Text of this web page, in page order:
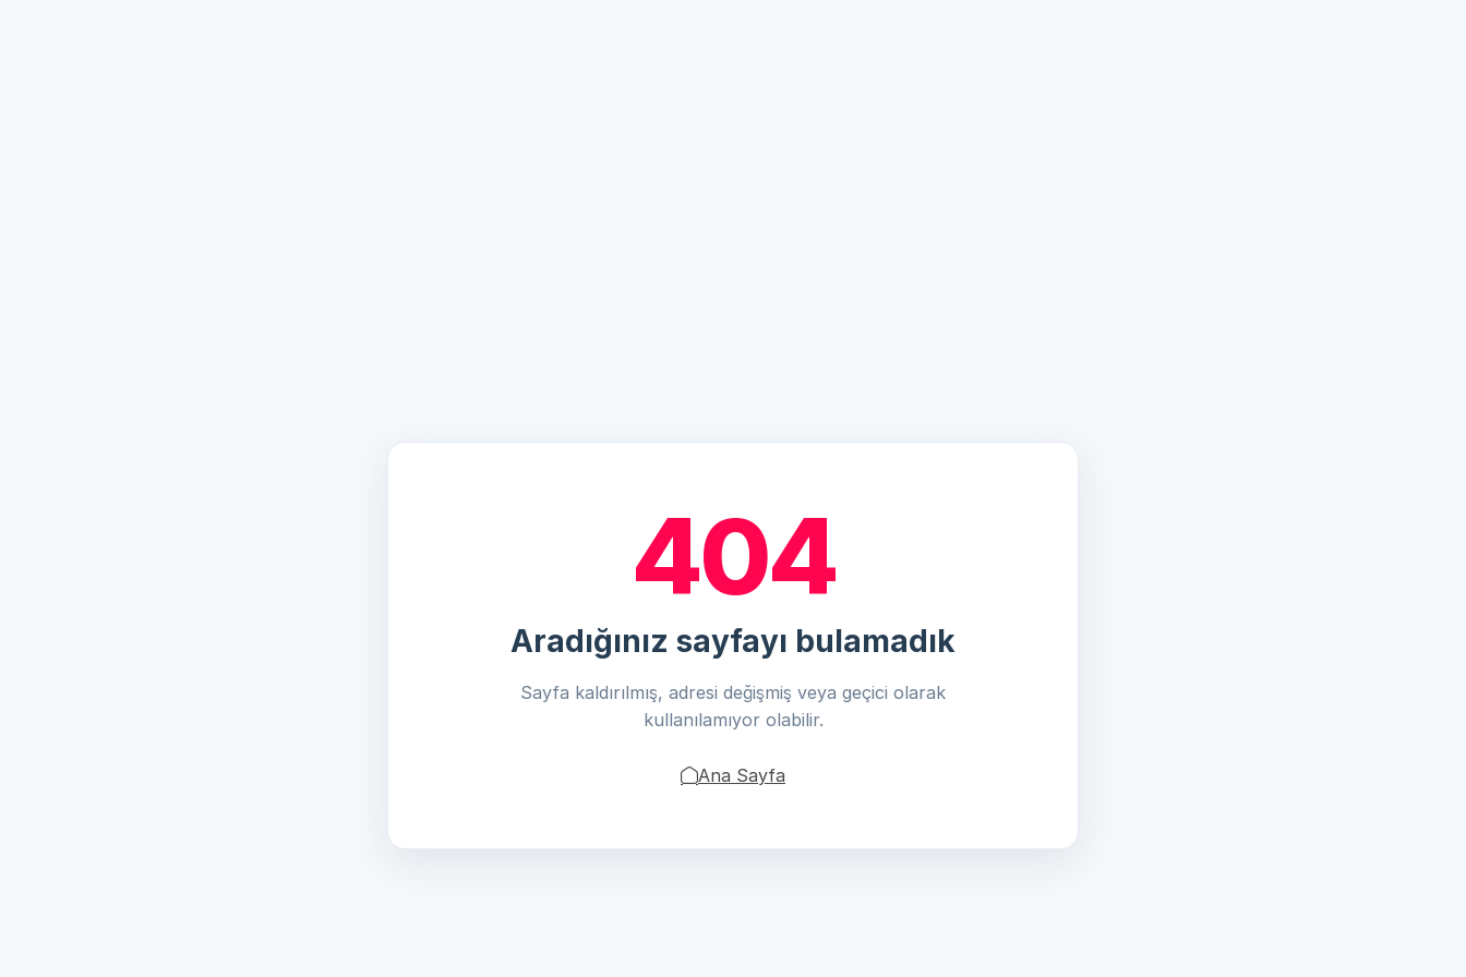
404
Aradığınız sayfayı bulamadık
Sayfa kaldırılmış, adresi değişmiş veya geçici olarak
kullanılamıyor olabilir.
Ana Sayfa